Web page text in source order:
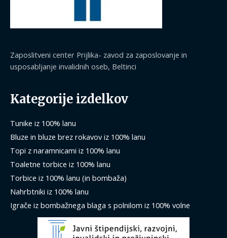
Zaposlitveni center Prijlika- zavod za zaposlovanje in
usposabljanje invalidnih oseb, Beltinci
Kategorije izdelkov
Tunike iz 100% lanu
Bluze in bluze brez rokavov iz 100% lanu
Topi z naramnicami iz 100% lanu
Toaletne torbice iz 100% lanu
Torbice iz 100% lanu (in bombaža)
Nahrbtniki iz 100% lanu
Igrače iz bombažnega blaga s polnilom iz 100% volne